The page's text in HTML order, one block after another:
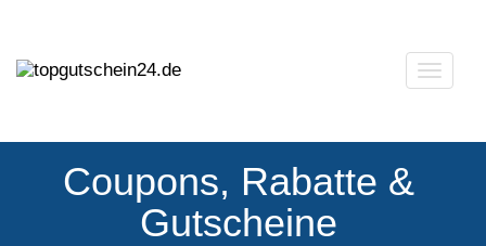
Coupons, Rabatte &
Gutscheine